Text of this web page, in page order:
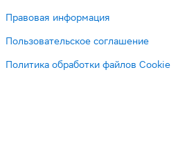
Правовая информация
Пользовательское соглашение
Политика обработки файлов Cookie